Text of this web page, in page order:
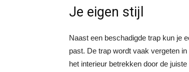
Je eigen stijl
Naast een beschadigde trap kun je
past. De trap wordt vaak vergeten
het interieur betrekken door de